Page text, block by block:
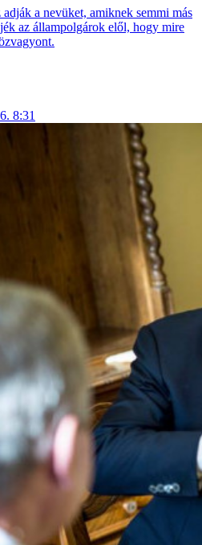
a nevüket, amiknek semmi más
az állampolgárok elől, hogy mire
8:31